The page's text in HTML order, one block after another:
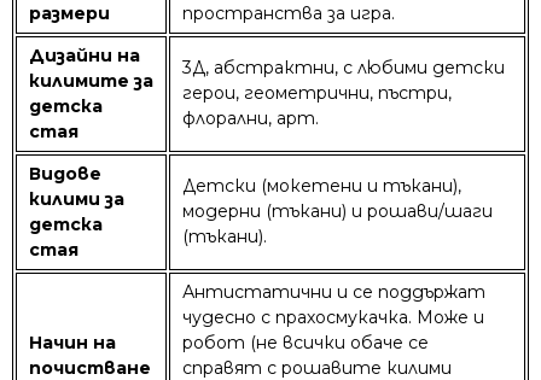
размери
пространства за игра.
Дизайни на
килимите за
детска
стая
3Д, абстрактни, с любими детски
герои, геометрични, пъстри,
флорални, арт.
Видове
килими за
детска
стая
Детски (мокетени и тъкани),
модерни (тъкани) и рошави/шаги
(тъкани).
Начин на
почистване
Антистатични и се поддържат
чудесно с прахосмукачка. Може и
робот (не всички обаче се
справят с рошавите килими